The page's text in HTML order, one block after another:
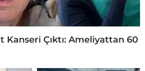
Kanseri Çıktı: Ameliyattan 60